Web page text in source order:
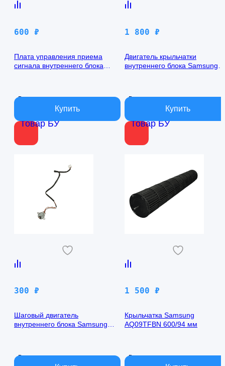
Товар БУ
600 ₽
Плата управления приема
сигнала внутреннего блока
В наличии
Товар БУ
1 800 ₽
Двигатель крыльчатки
внутреннего блока Samsung
В наличии
300 ₽
Шаговый двигатель
внутреннего блока Samsung
В наличии
1 500 ₽
Крыльчатка Samsung
AQ09TFBN 600/94 мм
В наличии